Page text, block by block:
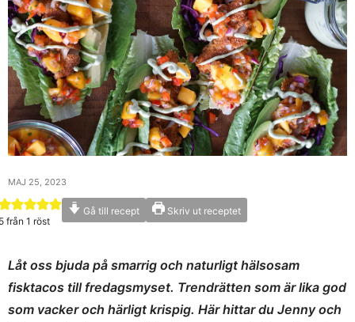
MAJ 25, 2023
från 1 röst
Gå till recept Skriv ut receptet
Låt oss bjuda på smarrig och naturligt hälsosam
fisktacos till fredagsmyset. Trendrätten som är lika god
som vacker och härligt krispig. Här hittar du Jenny och